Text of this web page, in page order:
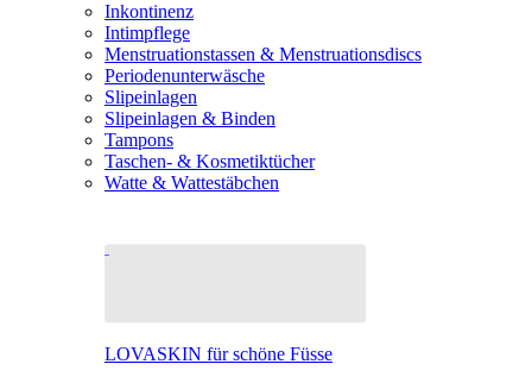
Inkontinenz
Intimpflege
Menstruationstassen & Menstruationsdiscs
Periodenunterwäsche
Slipeinlagen
Slipeinlagen & Binden
Tampons
Taschen- & Kosmetiktücher
Watte & Wattestäbchen
LOVASKIN für schöne Füsse